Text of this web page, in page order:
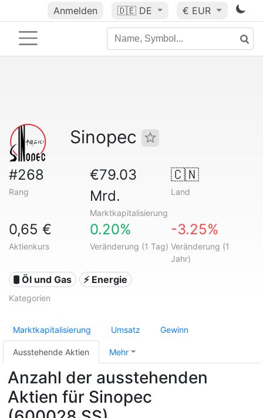
Anmelden 🇩🇪 DE € EUR
Sinopec
#268
Rang
€79.03
Mrd.
Marktkapitalisierung
🇨🇳
Land
0,65 €
Aktienkurs
0.20%
Veränderung (1 Tag)
-3.25%
Veränderung (1
Jahr)
🛢 Öl und Gas ⚡ Energie
Kategorien
Marktkapitalisierung Umsatz Gewinn
Ausstehende Aktien Mehr
Anzahl der ausstehenden
Aktien für Sinopec